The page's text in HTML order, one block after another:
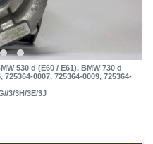
530 d (E60 / E61), BMW 730 d
725364-0007, 725364-0009, 725364-
3/3H/3E/3J